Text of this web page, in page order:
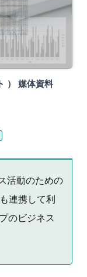
） 媒体資料
活動のための
連携して利
のビジネス